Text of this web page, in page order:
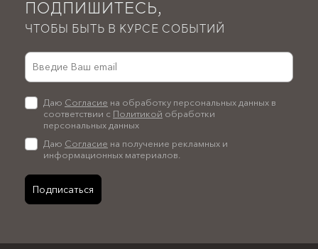
ПОДПИШИТЕСЬ,
ЧТОБЫ БЫТЬ В КУРСЕ СОБЫТИЙ
Даю Согласие на обработку персональных данных в
соответствии с Политикой обработки
персональных данных
Даю Согласие на получение рекламных и
информационных материалов.
Подписаться